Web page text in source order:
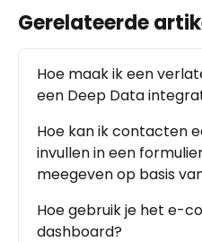
Gerelateerde
Hoe maak ik een
een Deep Data
Hoe kan ik contacten
invullen in een
meegeven op basis
Hoe gebruik je het e-
dashboard?